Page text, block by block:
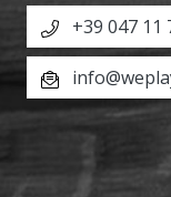
+39 047 11